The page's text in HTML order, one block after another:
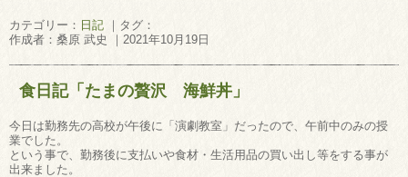
カテゴリー： 日記 ｜タグ：
作成者：桑原 武史 ｜2021年10月19日
食日記「たまの贅沢 海鮮丼」
今日は勤務先の高校が午後に「演劇教室」だったので、午前中のみの授
業でした。
という事で、勤務後に支払いや食材・生活用品の買い出し等をする事が
出来ました。